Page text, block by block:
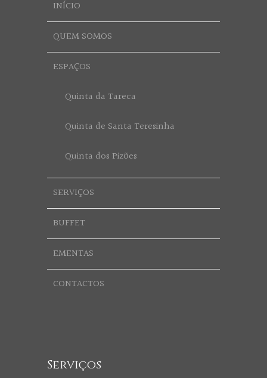
INÍCIO
QUEM SOMOS
ESPAÇOS
Quinta da Tareca
Quinta de Santa Teresinha
Quinta dos Pizões
SERVIÇOS
BUFFET
EMENTAS
CONTACTOS
Serviços